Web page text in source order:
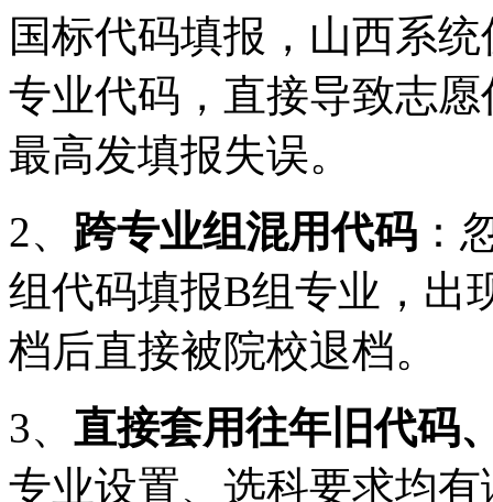
国标代码填报，山西系
专业代码，直接导致志
最高发填报失误。
2、 跨专业组混用代码 ：
组代码填报B组专业，出
档后直接被院校退档。
3、 直接套用往年旧代码
专业设置、选科要求均